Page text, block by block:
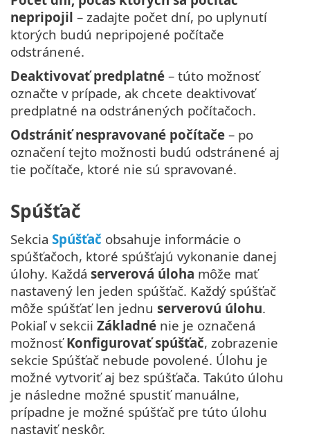
nepripojil – zadajte počet dní, po uplynutí
ktorých budú nepripojené počítače
odstránené.
Deaktivovať predplatné – túto možnosť
označte v prípade, ak chcete deaktivovať
predplatné na odstránených počítačoch.
Odstrániť nespravované počítače – po
označení tejto možnosti budú odstránené aj
tie počítače, ktoré nie sú spravované.
Spúšťač
Sekcia Spúšťač obsahuje informácie o
spúšťačoch, ktoré spúšťajú vykonanie danej
úlohy. Každá serverová úloha môže mať
nastavený len jeden spúšťač. Každý spúšťač
môže spúšťať len jednu serverovú úlohu.
Pokiaľ v sekcii Základné nie je označená
možnosťKonfigurovať spúšťač, zobrazenie
sekcie Spúšťač nebude povolené. Úlohu je
možné vytvoriť aj bez spúšťača. Takúto úlohu
je následne možné spustiť manuálne,
prípadne je možné spúšťač pre túto úlohu
nastaviť neskôr.